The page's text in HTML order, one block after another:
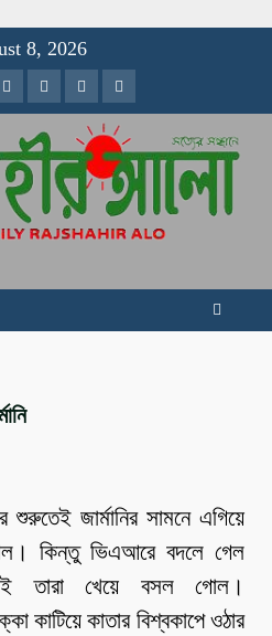
8, 2026
Instagram
Youtube
VK LinkedIn
জার্মানির সামনে এগিয়ে
কিন্তু ভিএআরে বদলে গেল
তারা খেয়ে বসল গোল।
কাটিয়ে কাতার বিশ্বকাপে ওঠার